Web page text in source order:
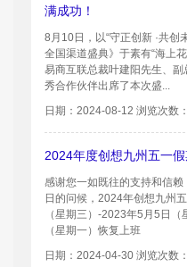
满成功！
8月10日，以“守正创新 ·共创
全国渠道盛典》于素有“海上
易商互联总裁叶建阳先生、
秀合作伙伴出席了本次盛...
日期：2024-08-12 浏览次数
2024年度创想九州五一
感谢您一如既往的支持和信
日的问候，2024年创想九州
（星期三）-2023年5月5日
（星期一）恢复上班
日期：2024-04-30 浏览次数